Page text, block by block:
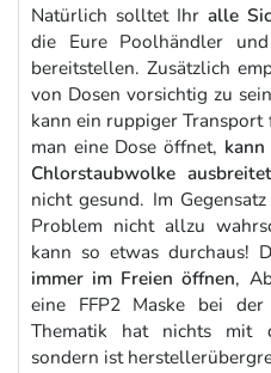
Natürlich solltet Ihr alle
die Eure Poolhändler
bereitstellen. Zusätzlich
von Dosen vorsichtig zu
kann ein ruppiger
man eine Dose öffnet, kann
Chlorstaubwolke ausbreitet
nicht gesund. Im
Problem nicht allzu
kann so etwas durchaus!
immer im Freien öffnen,
eine FFP2 Maske bei
Thematik hat nichts mit
sondern ist